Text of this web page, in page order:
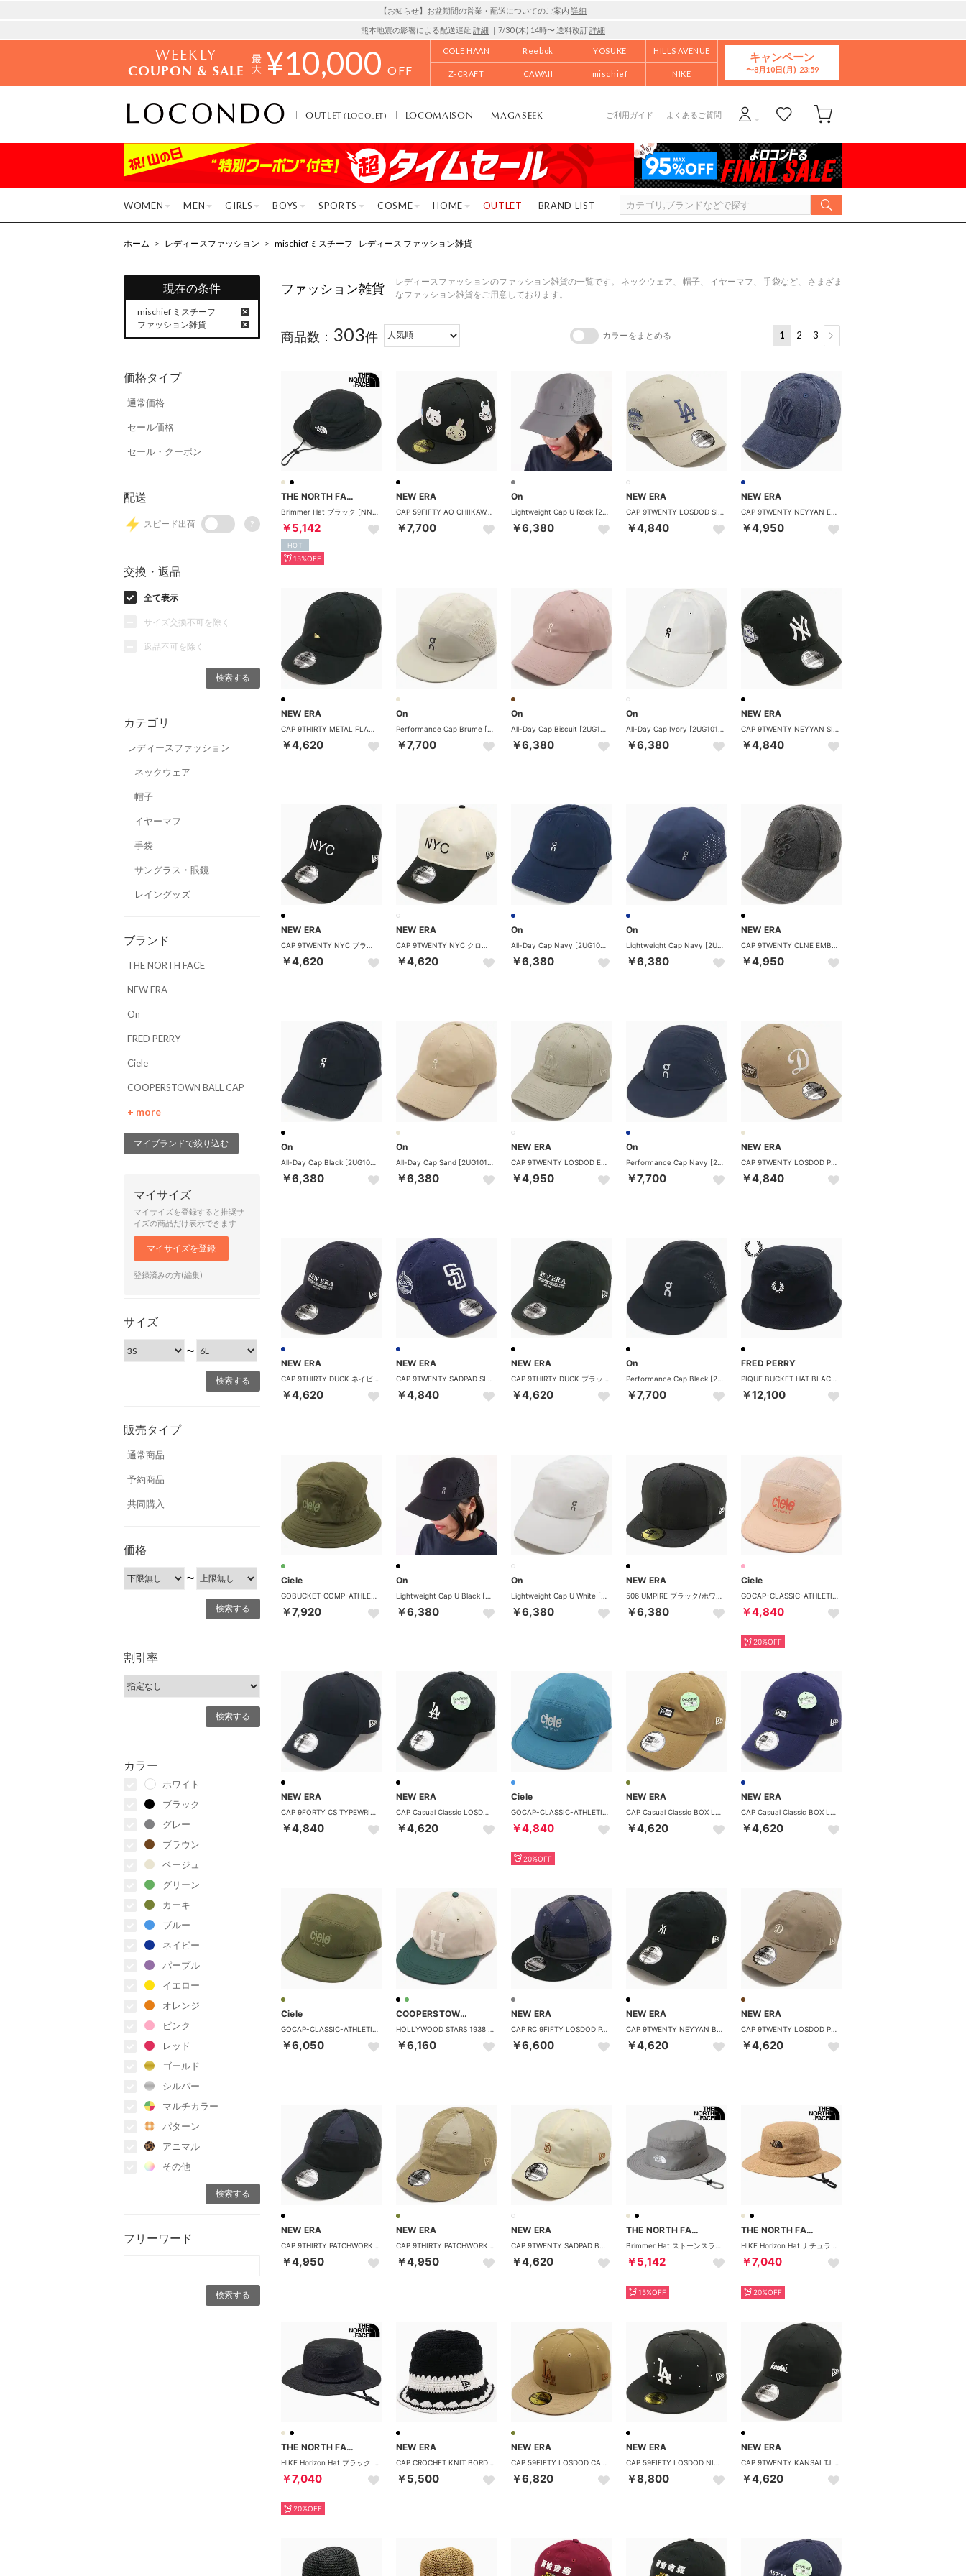
【お知らせ】お盆期間の営業・配送についてのご案内 詳細
熊本地震の影響による配送遅延 詳細 ｜7/30 (木) 14時〜 送料改訂詳細
WEEKLY
COUPON & SALE ¥10,000 OFF
COLE HAAN Reebok YOSUKE HILLS AVENUE
Z-CRAFT CAWAII mischief NIKE
キャンペーン
8月10日(月)
OUTLET(LOCOLET) LOCOMAISON MAGASEEK ご利用ガイド よくあるご質問
WOMEN MEN GIRLS BOYS SPORTS COSME HOME OUTLET BRAND LIST
ホーム > レディースファッション > mischief ミスチーフ - レディース ファッション雑貨
現在の条件
mischief ミスチーフ
ファッション雑貨
価格タイプ
通常価格
セール価格
セール・クーポン
配送
スピード出荷 ?
交換・返品
全て表示
サイズ交換不可を除く
返品不可を除く
カテゴリ
レディースファッション
ネックウェア
帽子
イヤーマフ
手袋
サングラス・眼鏡
レイングッズ
ブランド
THE NORTH FACE
NEW ERA
On
FRED PERRY
Ciele
COOPERSTOWN BALL CAP
+ more
マイブランドで絞り込む
マイサイズ
マイサイズを登録すると推奨サ
イズの商品だけ表示できます
マイサイズを登録
登録済みの方(編集)
サイズ
〜
販売タイプ
通常商品
予約商品
共同購入
価格
〜
割引率
カラー
ホワイト
ブラック
グレー
ブラウン
ベージュ
グリーン
カーキ
ブルー
ネイビー
パープル
イエロー
オレンジ
ピンク
レッド
ゴールド
シルバー
マルチカラー
パターン
アニマル
その他
フリーワード
ファッション雑貨
レディースファッションのファッション雑貨の一覧です。 ネックウェア、 帽子、 イヤーマフ、 手袋など、 さまざま
なファッション雑貨をご用意しております。
商品数： 303件 カラーをまとめる 1 2 3
THE NORTH FACE
￥5,142
HOT
15%OFF
NEW ERA
CAP 59FIFTY AO CHIIKAWA FRIENDS ブラック [14864521] （ブラック）
￥7,700
On
￥6,380
NEW ERA
￥4,840
NEW ERA
￥4,950
NEW ERA
￥4,620
On
￥7,700
On
￥6,380
On
￥6,380
NEW ERA
￥4,840
NEW ERA
￥4,620
NEW ERA
￥4,620
On
￥6,380
On
￥6,380
NEW ERA
￥4,950
On
￥6,380
On
￥6,380
NEW ERA
￥4,950
On
￥7,700
NEW ERA
￥4,840
NEW ERA
￥4,620
NEW ERA
￥4,840
NEW ERA
￥4,620
On
￥7,700
FRED PERRY
￥12,100
Ciele
￥7,920
On
￥6,380
On
￥6,380
NEW ERA
￥6,380
Ciele
￥4,840
20%OFF
NEW ERA
￥4,840
NEW ERA
￥4,620
Ciele
￥4,840
20%OFF
NEW ERA
￥4,620
NEW ERA
￥4,620
Ciele
￥6,050
COOPERSTOWN BALL CAP
￥6,160
NEW ERA
CAP RC 9FIFTY LOSDOD PATCHWORK グラファイト/ナイトシフトネイビー [14744668] （グラファイト/ナイトシフトネイビー）
￥6,600
NEW ERA
￥4,620
NEW ERA
￥4,620
NEW ERA
￥4,950
NEW ERA
￥4,950
NEW ERA
￥4,620
THE NORTH FACE
￥5,142
15%OFF
THE NORTH FACE
￥7,040
20%OFF
THE NORTH FACE
￥7,040
20%OFF
NEW ERA
￥5,500
NEW ERA
￥6,820
NEW ERA
￥8,800
NEW ERA
￥4,620